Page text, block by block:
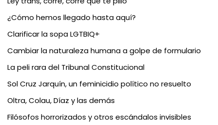
¿Cómo hemos llegado hasta aquí?
Clarificar la sopa LGTBIQ+
Cambiar la naturaleza humana a golpe de formulario
La peli rara del Tribunal Constitucional
Sol Cruz Jarquín, un feminicidio político no resuelto
Oltra, Colau, Díaz y las demás
Filósofos horrorizados y otros escándalos invisibles